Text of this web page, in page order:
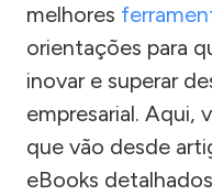
melhores
orientações para
inovar e superar
empresarial. Aqui,
que vão desde
eBooks